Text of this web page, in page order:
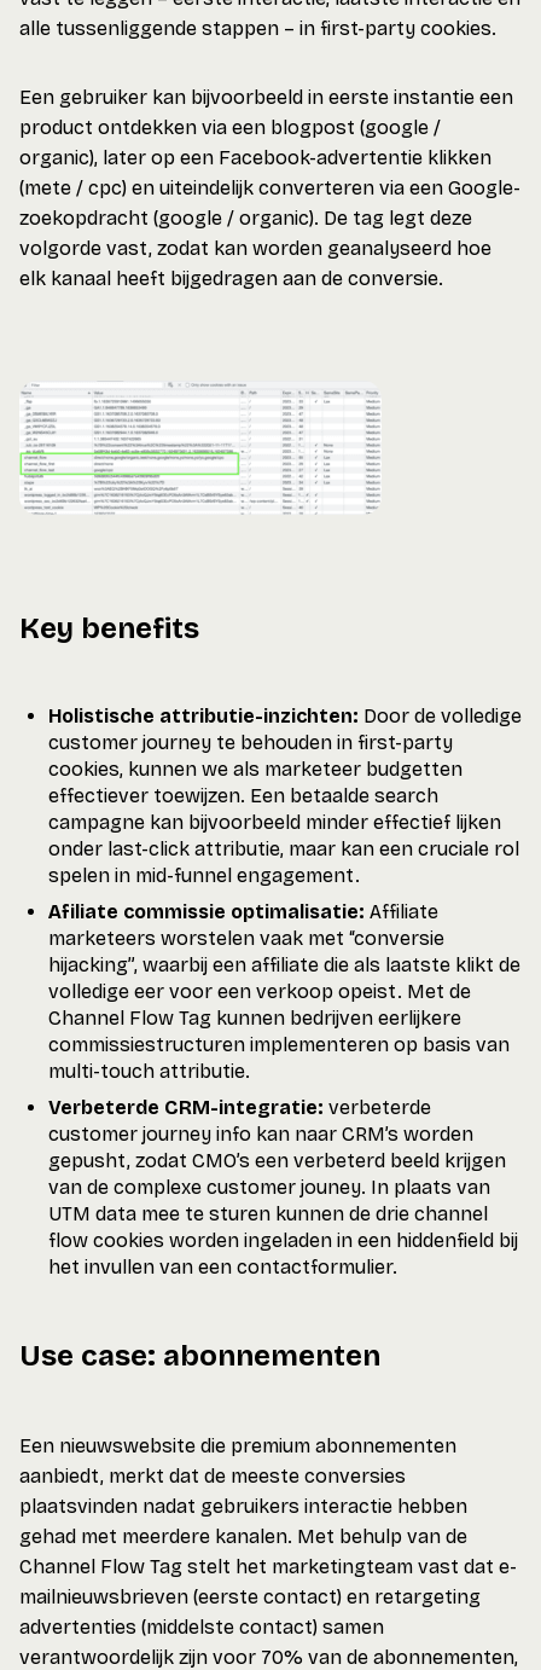
alle tussenliggende stappen – in first-party cookies.
Een gebruiker kan bijvoorbeeld in eerste instantie een
product ontdekken via een blogpost (google /
organic), later op een Facebook-advertentie klikken
(mete / cpc) en uiteindelijk converteren via een Google-
zoekopdracht (google / organic). De tag legt deze
volgorde vast, zodat kan worden geanalyseerd hoe
elk kanaal heeft bijgedragen aan de conversie.
Key benefits
Holistische attributie-inzichten: Door de volledige
customer journey te behouden in first-party
cookies, kunnen we als marketeer budgetten
effectiever toewijzen. Een betaalde search
campagne kan bijvoorbeeld minder effectief lijken
onder last-click attributie, maar kan een cruciale rol
spelen in mid-funnel engagement.
Afiliate commissie optimalisatie: Affiliate
marketeers worstelen vaak met “conversie
hijacking”, waarbij een affiliate die als laatste klikt de
volledige eer voor een verkoop opeist. Met de
Channel Flow Tag kunnen bedrijven eerlijkere
commissiestructuren implementeren op basis van
multi-touch attributie.
Verbeterde CRM-integratie: verbeterde
customer journey info kan naar CRM’s worden
gepusht, zodat CMO’s een verbeterd beeld krijgen
van de complexe customer jouney. In plaats van
UTM data mee te sturen kunnen de drie channel
flow cookies worden ingeladen in een hiddenfield bij
het invullen van een contactformulier.
Use case: abonnementen
Een nieuwswebsite die premium abonnementen
aanbiedt, merkt dat de meeste conversies
plaatsvinden nadat gebruikers interactie hebben
gehad met meerdere kanalen. Met behulp van de
Channel Flow Tag stelt het marketingteam vast dat e-
mailnieuwsbrieven (eerste contact) en retargeting
advertenties (middelste contact) samen
verantwoordelijk zijn voor 70% van de abonnementen,